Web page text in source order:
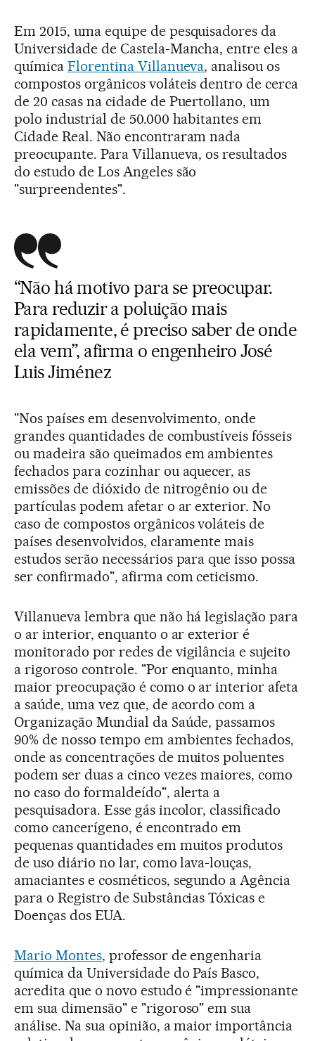
Em 2015, uma equipe de pesquisadores da
Universidade de Castela-Mancha, entre eles a
química Florentina Villanueva, analisou os
compostos orgânicos voláteis dentro de cerca
de 20 casas na cidade de Puertollano, um
polo industrial de 50.000 habitantes em
Cidade Real. Não encontraram nada
preocupante. Para Villanueva, os resultados
do estudo de Los Angeles são
"surpreendentes".
“Não há motivo para se preocupar.
Para reduzir a poluição mais
rapidamente, é preciso saber de onde
ela vem”, afirma o engenheiro José
Luis Jiménez
"Nos países em desenvolvimento, onde
grandes quantidades de combustíveis fósseis
ou madeira são queimados em ambientes
fechados para cozinhar ou aquecer, as
emissões de dióxido de nitrogênio ou de
partículas podem afetar o ar exterior. No
caso de compostos orgânicos voláteis de
países desenvolvidos, claramente mais
estudos serão necessários para que isso possa
ser confirmado", afirma com ceticismo.
Villanueva lembra que não há legislação para
o ar interior, enquanto o ar exterior é
monitorado por redes de vigilância e sujeito
a rigoroso controle. "Por enquanto, minha
maior preocupação é como o ar interior afeta
a saúde, uma vez que, de acordo com a
Organização Mundial da Saúde, passamos
90% de nosso tempo em ambientes fechados,
onde as concentrações de muitos poluentes
podem ser duas a cinco vezes maiores, como
no caso do formaldeído", alerta a
pesquisadora. Esse gás incolor, classificado
como cancerígeno, é encontrado em
pequenas quantidades em muitos produtos
de uso diário no lar, como lava-louças,
amaciantes e cosméticos, segundo a Agência
para o Registro de Substâncias Tóxicas e
Doenças dos EUA.
Mario Montes, professor de engenharia
química da Universidade do País Basco,
acredita que o novo estudo é "impressionante
em sua dimensão" e "rigoroso" em sua
análise. Na sua opinião, a maior importância